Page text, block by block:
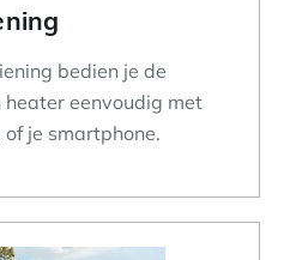
bedien je de
eenvoudig met
je smartphone.